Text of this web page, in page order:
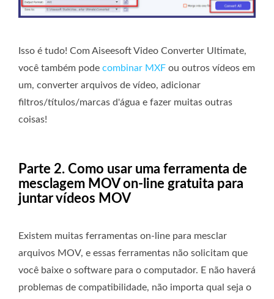
Isso é tudo! Com Aiseesoft Video Converter Ultimate,
você também pode combinar MXF ou outros vídeos em
um, converter arquivos de vídeo, adicionar
filtros/títulos/marcas d'água e fazer muitas outras
coisas!
Parte 2. Como usar uma ferramenta de
mesclagem MOV on-line gratuita para
juntar vídeos MOV
Existem muitas ferramentas on-line para mesclar
arquivos MOV, e essas ferramentas não solicitam que
você baixe o software para o computador. E não haverá
problemas de compatibilidade, não importa qual seja o